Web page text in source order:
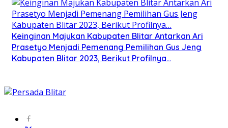
Keinginan Majukan Kabupaten Blitar Antarkan Ari
Prasetyo Menjadi Pemenang Pemilihan Gus Jeng
Kabupaten Blitar 2023, Berikut Profilnya…